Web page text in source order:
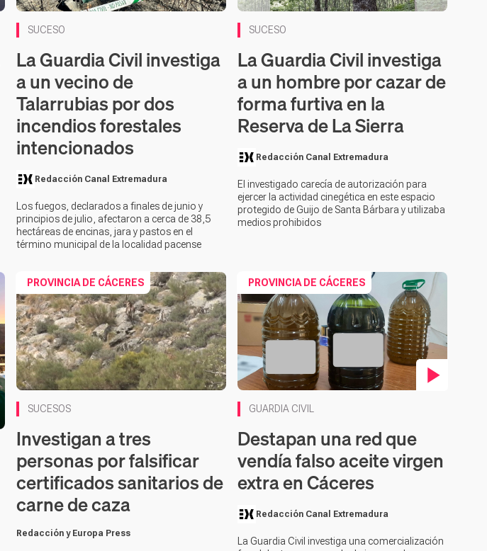
SUCESO
La Guardia Civil investiga
a un vecino de
Talarrubias por dos
incendios forestales
intencionados
Redacción Canal Extremadura
Los fuegos, declarados a finales de junio y
principios de julio, afectaron a cerca de 38,5
hectáreas de encinas, jara y pastos en el
término municipal de la localidad pacense
SUCESO
La Guardia Civil investiga
a un hombre por cazar de
forma furtiva en la
Reserva de La Sierra
Redacción Canal Extremadura
El investigado carecía de autorización para
ejercer la actividad cinegética en este espacio
protegido de Guijo de Santa Bárbara y utilizaba
medios prohibidos
PROVINCIA DE CÁCERES
SUCESOS
Investigan a tres
personas por falsificar
certificados sanitarios de
carne de caza
Redacción y Europa Press
PROVINCIA DE CÁCERES
GUARDIA CIVIL
Destapan una red que
vendía falso aceite virgen
extra en Cáceres
Redacción Canal Extremadura
La Guardia Civil investiga una comercialización